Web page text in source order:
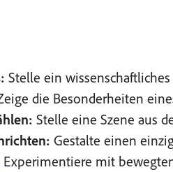
Stelle ein
die Besonderheiten
Stelle eine Szene aus
Gestalte einen
Experimentiere mit